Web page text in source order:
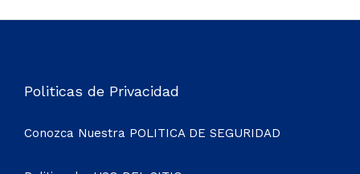
Politicas de Privacidad
Conozca Nuestra POLITICA DE SEGURIDAD